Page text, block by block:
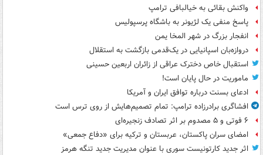
واکنش بقائی به خیالبافی ترامپ
پاسخ منفی یک لژیونر به باشگاه پرسپولیس
انفجار بزرگ در شهر المخا یمن
دروازه‌بان اسپانیایی در یک‌قدمی بازگشت به استقلال
استقبال خاص دخترک عراقی از زائران اربعین حسینی
ماموریت در حال پایان است!
ادعای بسنت درباره توافق ایران و آمریکا
افشاگری برادرزاده ترامپ: تمام تصمیم‌هایش از روی ترس است
۶ فوتی و ۵ مصدوم بر اثر تصادف زنجیره‌ای
امضای سران پاکستان، عربستان و ترکیه برای «دفاع جمعی»
اثر جدید کارتونیست سوری با عنوان مدیریت جدید تنگه هرمز